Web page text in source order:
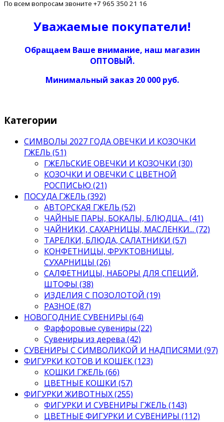
По всем вопросам звоните +7 965 350 21 16
Уважаемые покупатели!
Обращаем Ваше внимание, наш магазин
ОПТОВЫЙ.
Минимальный заказ 20 000 руб.
Категории
СИМВОЛЫ 2027 ГОДА ОВЕЧКИ И КОЗОЧКИ
ГЖЕЛЬ (51)
ГЖЕЛЬСКИЕ ОВЕЧКИ И КОЗОЧКИ (30)
КОЗОЧКИ И ОВЕЧКИ С ЦВЕТНОЙ
РОСПИСЬЮ (21)
ПОСУДА ГЖЕЛЬ (392)
АВТОРСКАЯ ГЖЕЛЬ (52)
ЧАЙНЫЕ ПАРЫ, БОКАЛЫ, БЛЮДЦА... (41)
ЧАЙНИКИ, САХАРНИЦЫ, МАСЛЕНКИ... (72)
ТАРЕЛКИ, БЛЮДА, САЛАТНИКИ (57)
КОНФЕТНИЦЫ, ФРУКТОВНИЦЫ,
СУХАРНИЦЫ (26)
САЛФЕТНИЦЫ, НАБОРЫ ДЛЯ СПЕЦИЙ,
ШТОФЫ (38)
ИЗДЕЛИЯ С ПОЗОЛОТОЙ (19)
РАЗНОЕ (87)
НОВОГОДНИЕ СУВЕНИРЫ (64)
Фарфоровые сувениры (22)
Сувениры из дерева (42)
СУВЕНИРЫ С СИМВОЛИКОЙ И НАДПИСЯМИ (97)
ФИГУРКИ КОТОВ И КОШЕК (123)
КОШКИ ГЖЕЛЬ (66)
ЦВЕТНЫЕ КОШКИ (57)
ФИГУРКИ ЖИВОТНЫХ (255)
ФИГУРКИ И СУВЕНИРЫ ГЖЕЛЬ (143)
ЦВЕТНЫЕ ФИГУРКИ И СУВЕНИРЫ (112)